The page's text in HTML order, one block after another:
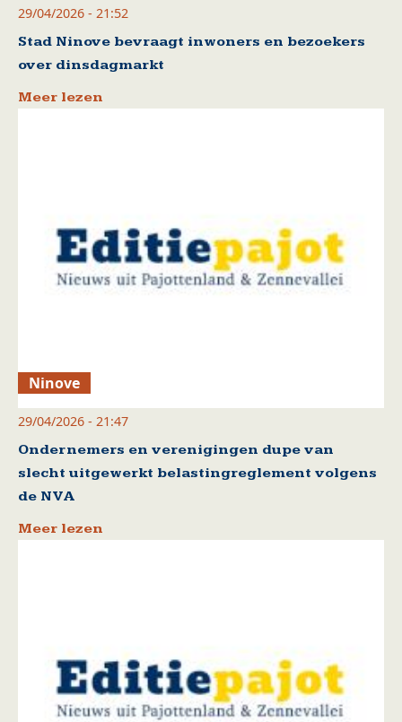
29/04/2026 - 21:52
Stad Ninove bevraagt inwoners en bezoekers
over dinsdagmarkt
Meer lezen
Ninove
29/04/2026 - 21:47
Ondernemers en verenigingen dupe van
slecht uitgewerkt belastingreglement volgens
de NVA
Meer lezen